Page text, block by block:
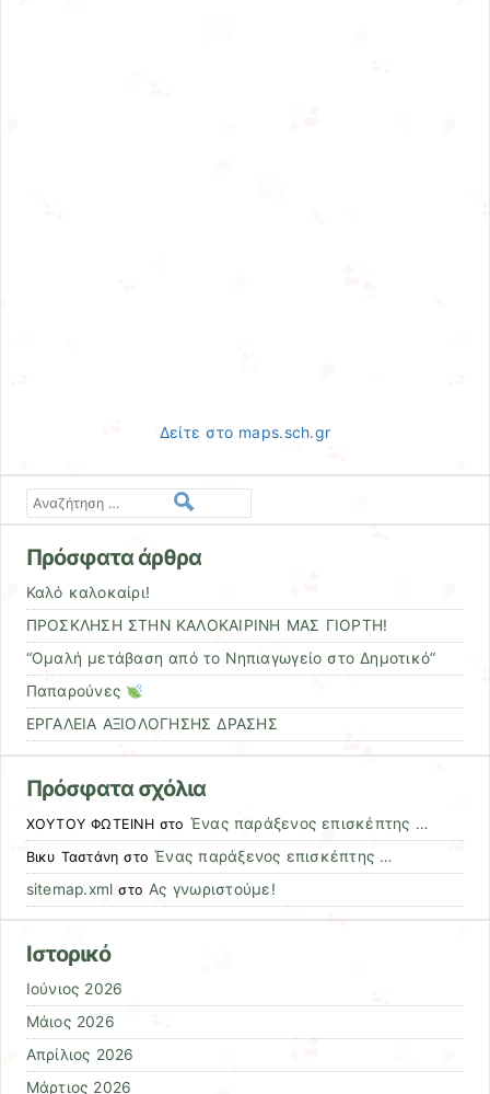
Δείτε στο maps.sch.gr
Αναζήτηση
Πρόσφατα άρθρα
Καλό καλοκαίρι!
ΠΡΟΣΚΛΗΣΗ ΣΤΗΝ ΚΑΛΟΚΑΙΡΙΝΗ ΜΑΣ ΓΙΟΡΤΗ!
“Ομαλή μετάβαση από το Νηπιαγωγείο στο Δημοτικό”
Παπαρούνες
ΕΡΓΑΛΕΙΑ ΑΞΙΟΛΟΓΗΣΗΣ ΔΡΑΣΗΣ
Πρόσφατα σχόλια
ΧΟΥΤΟΥ ΦΩΤΕΙΝΗστο Ένας παράξενος επισκέπτης …
Βικυ Ταστάνη στοΈνας παράξενος επισκέπτης …
sitemap.xml στοΑς γνωριστούμε!
Ιστορικό
Ιούνιος 2026
Μάιος 2026
Απρίλιος 2026
Μάρτιος 2026